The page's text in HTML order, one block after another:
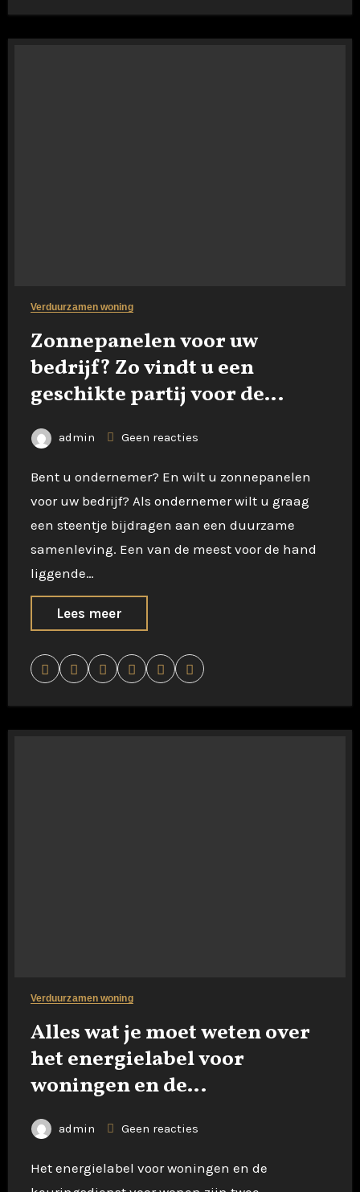
Verduurzamen woning
Zonnepanelen voor uw
bedrijf? Zo vindt u een
geschikte partij voor de
levering en installatie
admin Geen reacties
Bent u ondernemer? En wilt u zonnepanelen
voor uw bedrijf? Als ondernemer wilt u graag
een steentje bijdragen aan een duurzame
samenleving. Een van de meest voor de hand
liggende…
Lees meer
Verduurzamen woning
Alles wat je moet weten over
het energielabel voor
woningen en de
keuringsdienst voor wonen
admin Geen reacties
Het energielabel voor woningen en de